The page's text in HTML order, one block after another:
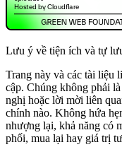
Lưu ý về tiện ích và tự
Trang này và các tài liệu
cập. Chúng không phải
nghị hoặc lời mời liên
chính nào. Không hứa
nhượng lại, khả năng có
phối, mua lại hay giá trị